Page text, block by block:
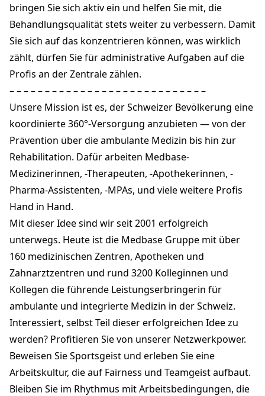
bringen Sie sich aktiv ein und helfen Sie mit, die
Behandlungsqualität stets weiter zu verbessern. Damit
Sie sich auf das konzentrieren können, was wirklich
zählt, dürfen Sie für administrative Aufgaben auf die
Profis an der Zentrale zählen.
– – – – – – – – – – – – – – – – – – – – – – – – – – – –
Unsere Mission ist es, der Schweizer Bevölkerung eine
koordinierte 360°-Versorgung anzubieten — von der
Prävention über die ambulante Medizin bis hin zur
Rehabilitation. Dafür arbeiten Medbase-
Medizinerinnen, -Therapeuten, -Apothekerinnen, -
Pharma-Assistenten, -MPAs, und viele weitere Profis
Hand in Hand.
Mit dieser Idee sind wir seit 2001 erfolgreich
unterwegs. Heute ist die Medbase Gruppe mit über
160 medizinischen Zentren, Apotheken und
Zahnarztzentren und rund 3200 Kolleginnen und
Kollegen die führende Leistungserbringerin für
ambulante und integrierte Medizin in der Schweiz.
Interessiert, selbst Teil dieser erfolgreichen Idee zu
werden? Profitieren Sie von unserer Netzwerkpower.
Beweisen Sie Sportsgeist und erleben Sie eine
Arbeitskultur, die auf Fairness und Teamgeist aufbaut.
Bleiben Sie im Rhythmus mit Arbeitsbedingungen, die